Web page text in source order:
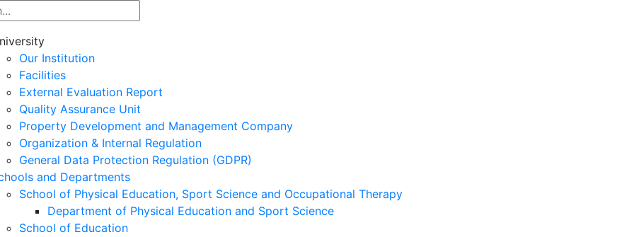
Our Institution
Facilities
External Evaluation Report
Quality Assurance Unit
Property Development and Management Company
Organization & Internal Regulation
General Data Protection Regulation (GDPR)
and Departments
School of Physical Education, Sport Science and Occupational Therapy
Department of Physical Education and Sport Science
School of Education